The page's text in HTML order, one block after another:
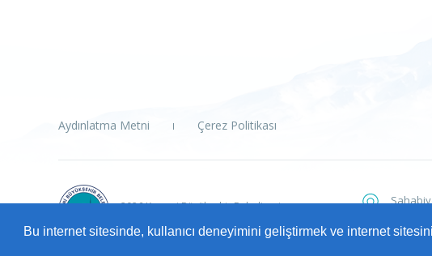
Bu internet sitesinde, kullanıcı deneyimini geliştirmek ve internet
Aydınlatma Metni Çerez Politikası
2026 Kayseri Büyükşehir Belediyesi